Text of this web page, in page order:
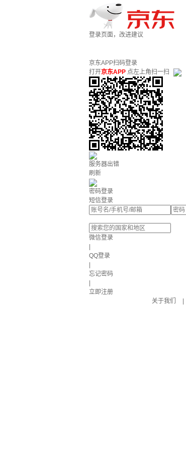
登录页面，改进建议
京东APP扫码登录
打开京东APP 点左上角扫一扫
服务器出错
刷新
密码登录
短信登录
微信登录
QQ登录
忘记密码
立即注册
关于我们